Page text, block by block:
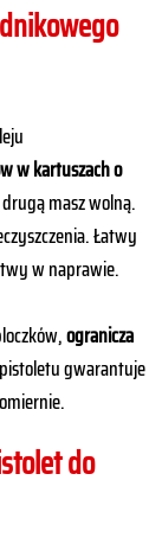
w kartuszach o
masz wolną.
Łatwy
w naprawie.
ogranicza
gwarantuje
do